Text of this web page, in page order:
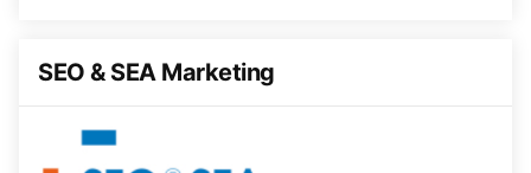
SEO & SEA Marketing